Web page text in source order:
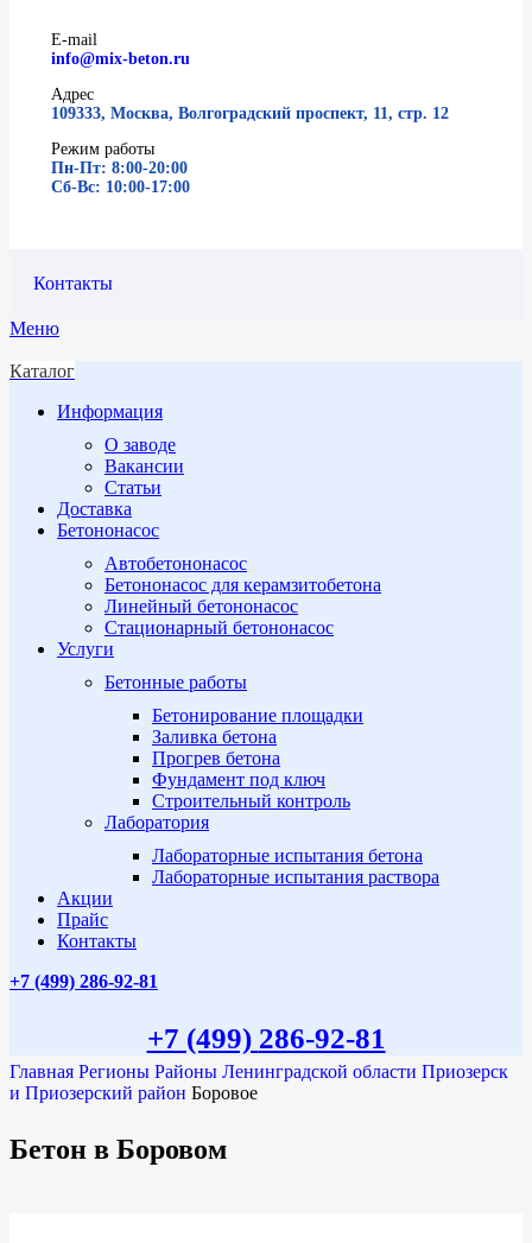
E-mail
info@mix-beton.ru
Адрес
109333, Москва, Волгоградский проспект, 11, стр. 12
Режим работы
Пн-Пт: 8:00-20:00
Сб-Вс: 10:00-17:00
Контакты
Меню
Каталог
Информация
О заводе
Вакансии
Статьи
Доставка
Бетононасос
Автобетононасос
Бетононасос для керамзитобетона
Линейный бетононасос
Стационарный бетононасос
Услуги
Бетонные работы
Бетонирование площадки
Заливка бетона
Прогрев бетона
Фундамент под ключ
Строительный контроль
Лаборатория
Лабораторные испытания бетона
Лабораторные испытания раствора
Акции
Прайс
Контакты
+7 (499) 286-92-81
+7 (499) 286-92-81
Главная Регионы Районы Ленинградской области Приозерск
и Приозерский район Боровое
Бетон в Боровом